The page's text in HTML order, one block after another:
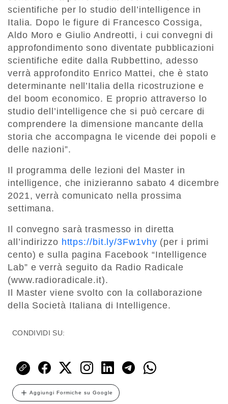
scientifiche per lo studio dell’intelligence in
Italia. Dopo le figure di Francesco Cossiga,
Aldo Moro e Giulio Andreotti, i cui convegni di
approfondimento sono diventate pubblicazioni
scientifiche edite dalla Rubbettino, adesso
verrà approfondito Enrico Mattei, che è stato
determinante nell’Italia della ricostruzione e
del boom economico. E proprio attraverso lo
studio dell’intelligence che si può cercare di
comprendere la dimensione mancante della
storia che accompagna le vicende dei popoli e
delle nazioni”.
Il programma delle lezioni del Master in
intelligence, che inizieranno sabato 4 dicembre
2021, verrà comunicato nella prossima
settimana.
Il convegno sarà trasmesso in diretta
all’indirizzo https://bit.ly/3Fw1vhy (per i primi
cento) e sulla pagina Facebook “Intelligence
Lab” e verrà seguito da Radio Radicale
(www.radioradicale.it).
Il Master viene svolto con la collaborazione
della Società Italiana di Intelligence.
CONDIVIDI SU:
Aggiungi Formiche su Google